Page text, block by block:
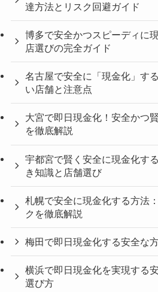
達方法とリスク回避ガイド
博多で安全かつスピーディに
店選びの完全ガイド
名古屋で安全に「現金化」す
い店舗と注意点
大宮で即日現金化！安全かつ
を徹底解説
宇都宮で賢く安全に現金化す
き知識と店舗選び
札幌で安全に現金化する方法
クを徹底解説
梅田で即日現金化する安全な
横浜で即日現金化を実現する
選び方